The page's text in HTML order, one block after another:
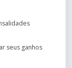
seus ganhos